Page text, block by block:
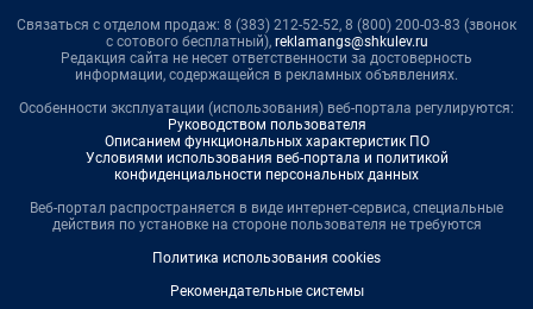
Связаться с отделом продаж: 8 (383) 212-52-52, 8 (800) 200-03-83 (звонок
с сотового бесплатный), reklamangs@shkulev.ru
Редакция сайта не несет ответственности за достоверность
информации, содержащейся в рекламных объявлениях.
Особенности эксплуатации (использования) веб-портала регулируются:
Руководством пользователя
Описанием функциональных характеристик ПО
Условиями использования веб-портала и политикой
конфиденциальности персональных данных
Веб-портал распространяется в виде интернет-сервиса, специальные
действия по установке на стороне пользователя не требуются
Политика использования cookies
Рекомендательные системы